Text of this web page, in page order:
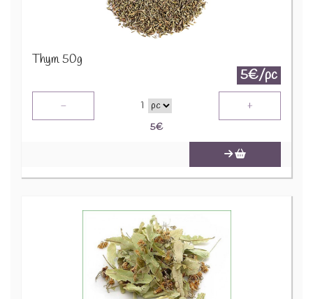
Thym 50g
5€/pc
- 1 +
5€